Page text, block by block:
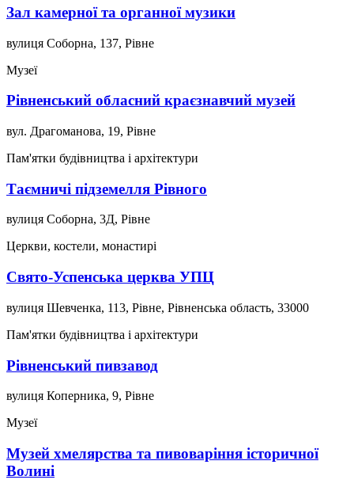
Зал камерної та органної музики
вулиця Соборна, 137, Рівне
Музеї
Рівненський обласний краєзнавчий музей
вул. Драгоманова, 19, Рівне
Пам'ятки будівництва і архітектури
Таємничі підземелля Рівного
вулиця Соборна, 3Д, Рівне
Церкви, костели, монастирі
Свято-Успенська церква УПЦ
вулиця Шевченка, 113, Рівне, Рівненська область, 33000
Пам'ятки будівництва і архітектури
Рівненський пивзавод
вулиця Коперника, 9, Рівне
Музеї
Музей хмелярства та пивоваріння історичної
Волині